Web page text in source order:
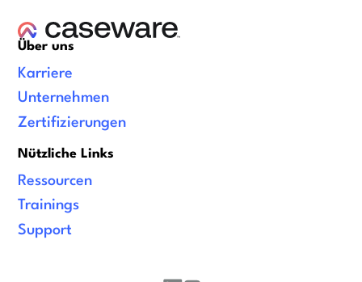
Über uns
Karriere
Unternehmen
Zertifizierungen
Nützliche Links
Ressourcen
Trainings
Support